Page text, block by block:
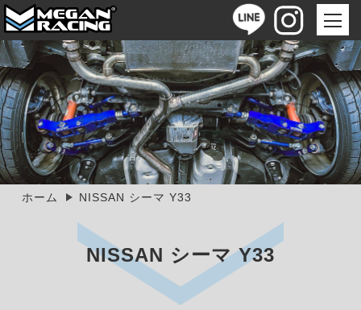
ホーム NISSAN シーマ Y33
NISSAN シーマ Y33